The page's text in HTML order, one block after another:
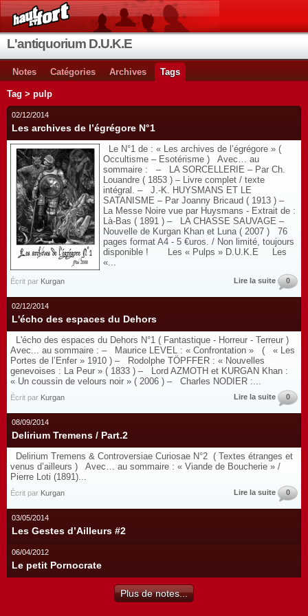
L'antiquorium D.U.K.E
Notes Catégories Archives Tags
Tag > pulp
02/12/2014
Les archives de l’égrégore N°1
Le N°1 de : « Les archives de l’égrégore » (
Occultisme – Esotérisme ) Avec… au
sommaire : – LA SORCELLERIE – Par Ch.
Louandre ( 1853 ) – Livre complet / texte
intégral. – J.-K. HUYSMANS ET LE
SATANISME – Par Joanny Bricaud ( 1913 ) –
La Messe Noire vue par Huysmans - Extrait de :
Là-Bas ( 1891 ) – LA CHASSE SAUVAGE –
Nouvelle de Kurgan Khan et Luna ( 2007 ) 76
pages format A4 - 5 €uros. / Non limité, toujours
disponible ! Les « Pulps » D.U.K.E Les
«...
Écrit par Kurgan Lire la suite 0
02/12/2014
L'écho des espaces du Dehors
L'écho des espaces du Dehors N°1 ( Fantastique - Horreur - Terreur )
Avec... au sommaire : – Maurice LEVEL : « Confrontation » ( « Les
Portes de l’Enfer » 1910 ) – Rodolphe TÖPFFER : « Nouvelles
genevoises : La Peur » ( 1833 ) – Lord AZMOTH et KURGAN Khan :
« Un coussin de velours noir » ( 2006 ) – Charles NODIER :...
Écrit par Kurgan Lire la suite 0
08/09/2014
Delirium Tremens / Part.2
Delirium Tremens & Controversiae Curiosae N°2 ( Textes étranges et
venus d’ailleurs ) Avec… au sommaire : « Viande de Boucherie » /
Pierre Loti (1891)...
Écrit par Kurgan Lire la suite 0
03/05/2014
Les Gestes d’Ailleurs #2
06/04/2012
Le petit Pornocrate
Plus de notes...